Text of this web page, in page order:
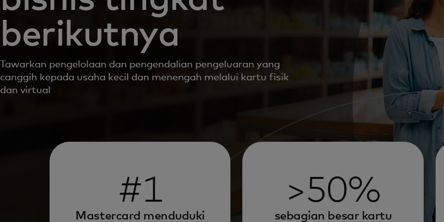
berikutnya
Tawarkan pengelolaan dan pengendalian pengeluaran yang
canggih kepada usaha kecil dan menengah melalui kartu fisik
dan virtual
#1
Mastercard menduduki
>50%
sebagian besar kartu